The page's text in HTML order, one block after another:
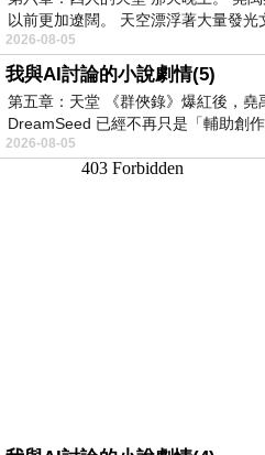
以前更加遼闊。 天空漂浮著大量發
2026-08-05
我與AI討論的小說劇情(5)
第五章：天堂 《群俠錄》爆紅後，
DreamSeed 已經不再只是「輔助創
2026-08-05